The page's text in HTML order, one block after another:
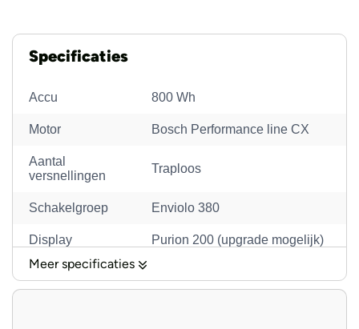
krachtige ondersteuning die zich intuïtief aanpast aan je
rijstijl. Dankzij de traploze Enviolo-naafversnelling en de
onderhoudsarme riemaandrijving ervaar je altijd een
combinatie van deze onderdelen maakt de Homage5
Vario een perfecte metgezel voor zowel dagelijkse ritten
als langere tochten.
De motor
Specificaties
Accu 800 Wh
Motor Bosch Performance line CX
Aantal
versnellingen
Traploos
Schakelgroep Enviolo 380
Display Purion 200 (upgrade mogelijk)
Koplamp
Meer specificaties